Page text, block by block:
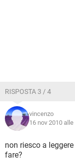
RISPOSTA 3 / 4
vincenzo
16 nov 2010 alle
non riesco a
fare?